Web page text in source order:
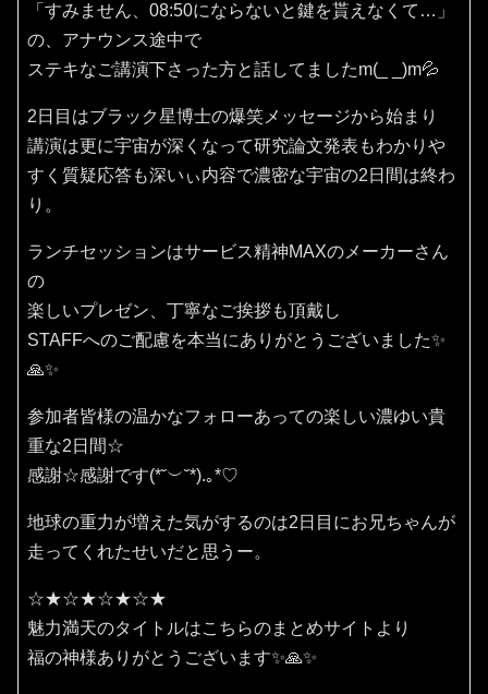
「すみません、08:50にならないと鍵を貰えなくて…」
の、アナウンス途中で
ステキなご講演下さった方と話してましたm(_ _)m💦
2日目はブラック星博士の爆笑メッセージから始まり
講演は更に宇宙が深くなって研究論文発表もわかりや
すく質疑応答も深いぃ内容で濃密な宇宙の2日間は終わ
り。
ランチセッションはサービス精神MAXのメーカーさん
の
楽しいプレゼン、丁寧なご挨拶も頂戴し
STAFFへのご配慮を本当にありがとうございました✨
🙏✨
参加者皆様の温かなフォローあっての楽しい濃ゆい貴
重な2日間☆
感謝☆感謝です(⁠*⁠˘⁠︶⁠˘⁠*⁠)⁠.⁠｡⁠*⁠♡
地球の重力が増えた気がするのは2日目にお兄ちゃんが
走ってくれたせいだと思うー。
☆★☆★☆★☆★
魅力満天のタイトルはこちらのまとめサイトより
福の神様ありがとうございます✨🙏✨